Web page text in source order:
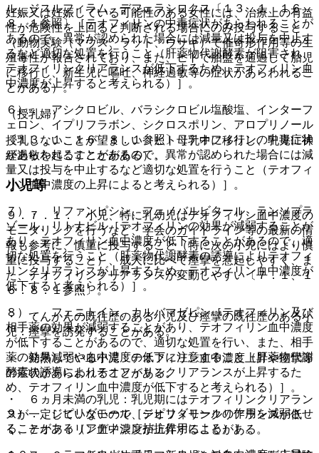
妊娠又は妊娠している可能性のある女性には、治療上の有益
性が危険性を上回ると判断される場合にのみ投与すること
（動物実験（マウス、ラット、ウサギ）で催奇形作用等の生
殖毒性が報告されており、また、ヒトで胎盤を通過して胎児
に移行し、新生児に嘔吐、神経過敏等の症状があらわれるこ
とがある）。
（授乳婦）
授乳しないことが望ましい（ヒト母乳中に移行し、乳児に神
経過敏を起こすことがある）。
小児等
９．７．１． 小児、特に乳幼児はテオフィリン血中濃度の
モニタリングを行うなど、学会のガイドライン等の最新の情
報も参考に、慎重に投与すること（特に次の小児にはより慎
重に投与すること）、成人に比べて痙攣を惹起しやすく、ま
た、テオフィリンクリアランスが変動しやすい〔７．１、１
６．８．１参照〕。
・ てんかんの既往歴のある小児及び痙攣の既往歴のある小
児：痙攣を誘発することがある。
・ 発熱している小児：テオフィリン血中濃度上昇や痙攣等
の症状があらわれることがある。
・ ６ヵ月未満の乳児：乳児期にはテオフィリンクリアラン
スが一定していないので、テオフィリンクリアランスが低
く、テオフィリン血中濃度が上昇することがある。
ル、ジスルフィラム、デフェラシロクス〔１３．１、１６．
８．１参照〕［テオフィリンの中毒症状があらわれることが
あるので、異常が認められた場合には減量又は投与を中止す
るなど適切な処置を行うこと（肝薬物代謝酵素が阻害され、
テオフィリンクリアランスが低下するため、テオフィリン血
中濃度が上昇すると考えられる）］。
６）． アシクロビル、バラシクロビル塩酸塩、インターフ
ェロン、イプリフラボン、シクロスポリン、アロプリノール
〔１３．１、１６．８．１参照〕［テオフィリンの中毒症状
があらわれることがあるので、異常が認められた場合には減
量又は投与を中止するなど適切な処置を行うこと（テオフィ
リン血中濃度の上昇によると考えられる）］。
７）． リファンピシン、フェノバルビタール、ランソプラ
ゾール、リトナビル［テオフィリンの効果が減弱することが
あり、テオフィリン血中濃度が低下することがあるので、適
切な処置を行うこと（肝薬物代謝酵素の誘導によりテオフィ
リンクリアランスが上昇するため、テオフィリン血中濃度が
低下すると考えられる）］。
８）． フェニトイン、カルバマゼピン［テオフィリン及び
相手薬の効果が減弱することがあり、テオフィリン血中濃度
が低下することがあるので、適切な処置を行い、また、相手
薬の効果減弱や血中濃度の低下に注意すること（肝薬物代謝
酵素の誘導によりテオフィリンクリアランスが上昇するた
め、テオフィリン血中濃度が低下すると考えられる）］。
９）． ジピリダモール［ジピリダモールの作用を減弱させ
ることがある（アデノシン拮抗作用による）］。